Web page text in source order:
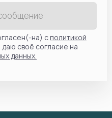
на) сполитикой
даю своё согласие на
данных.